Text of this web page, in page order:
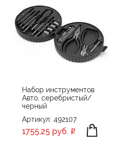
Набор инструментов
Авто, серебристый/
черный
Артикул: 492107
1755,25 руб.